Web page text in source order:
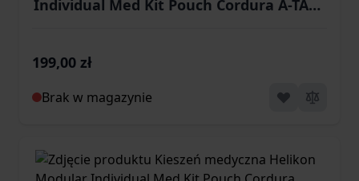
Individual Med Kit Pouch Cordura A-TACS
199,00 zł
Brak w magazynie